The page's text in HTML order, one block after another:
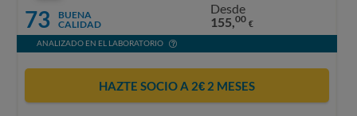
73
BUENA
CALIDAD
Desde
155,00 €
ANALIZADO EN EL LABORATORIO
HAZTE SOCIO A 2€ 2 MESES